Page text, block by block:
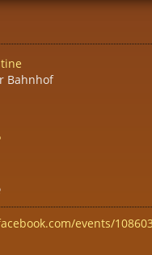
Bahnhof
events/